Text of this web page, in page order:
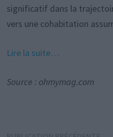
significatif dans la
vers une cohabitation
Lire la suite…
Source : ohmymag.com